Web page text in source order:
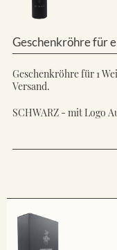
Geschenkröhre für
Geschenkröhre für 1
Versand.
SCHWARZ - mit Logo